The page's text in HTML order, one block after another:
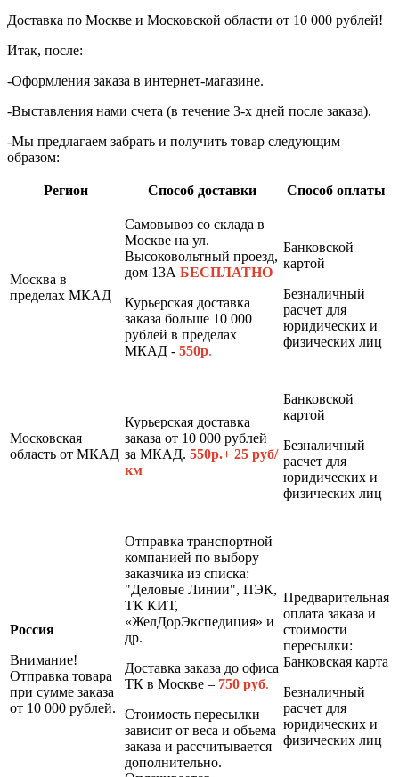
Доставка по Москве и Московской области от 10 000 рублей!
Итак, после:
-Оформления заказа в интернет-магазине.
-Выставления нами счета (в течение 3-х дней после заказа).
-Мы предлагаем забрать и получить товар следующим
образом:
Регион Способ доставки Способ оплаты
Москва в
пределах МКАД
Самовывоз со склада в
Москве на ул.
Высоковольтный проезд,
дом 13А БЕСПЛАТНО
Курьерская доставка
заказа больше 10 000
рублей в пределах
МКАД - 550р.
Банковской
картой
Безналичный
расчет для
юридических и
физических лиц
Московская
область от МКАД
Курьерская доставка
заказа от 10 000 рублей
за МКАД. 550р.+ 25 руб/
км
Банковской
картой
Безналичный
расчет для
юридических и
физических лиц
Россия
Внимание!
Отправка товара
при сумме заказа
от 10 000 рублей.
Отправка транспортной
компанией по выбору
заказчика из списка:
"Деловые Линии", ПЭК,
ТК КИТ,
«ЖелДорЭкспедиция» и
др.
Доставка заказа до офиса
ТК в Москве – 750 руб.
Стоимость пересылки
зависит от веса и объема
заказа и рассчитывается
дополнительно.
Предварительная
оплата заказа и
стоимости
пересылки:
Банковская карта
Безналичный
расчет для
юридических и
физических лиц